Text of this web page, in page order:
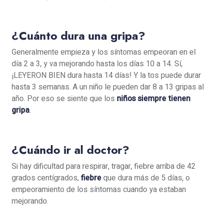
¿Cuánto dura una gripa?
Generalmente empieza y los síntomas empeoran en el
día 2 a 3, y va mejorando hasta los días 10 a 14. Sí,
¡LEYERON BIEN dura hasta 14 días! Y la tos puede durar
hasta 3 semanas. A un niño le pueden dar 8 a 13 gripas al
año. Por eso se siente que los niños siempre tienen
gripa.
¿Cuándo ir al doctor?
Si hay dificultad para respirar, tragar, fiebre arriba de 42
grados centígrados, fiebreque dura más de 5 días, o
empeoramiento de los síntomas cuando ya estaban
mejorando.